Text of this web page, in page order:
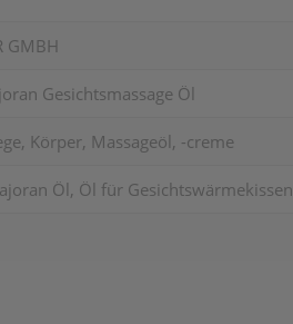
GMBH
Gesichtsmassage Öl
Körper, Massageöl, -creme
Öl, Öl für Gesichtswärmekissen